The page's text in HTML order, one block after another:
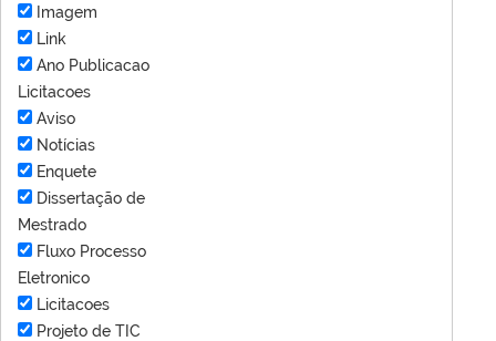
Imagem
Link
Ano Publicacao
Licitacoes
Aviso
Notícias
Enquete
Dissertação de
Mestrado
Fluxo Processo
Eletronico
Licitacoes
Projeto de TIC